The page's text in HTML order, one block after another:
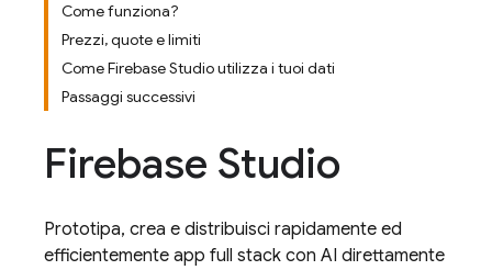
Come funziona?
Prezzi, quote e limiti
Come Firebase Studio utilizza i tuoi dati
Passaggi successivi
Firebase Studio
Prototipa, crea e distribuisci rapidamente ed
efficientemente app full stack con AI direttamente